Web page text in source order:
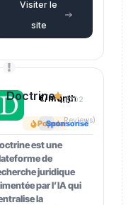
Visiter le
site
Doctrine
Popular
Sponsorisé
€/month
4.5(202
Reviews)
est une
de
juridique
par l’IA qui
la